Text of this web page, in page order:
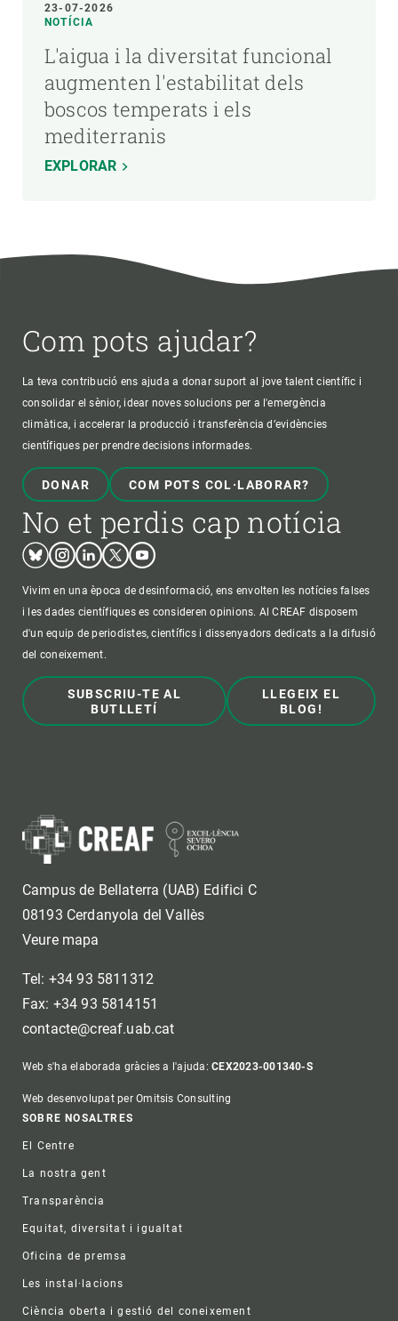
23-07-2026
NOTÍCIA
L'aigua i la diversitat funcional
augmenten l'estabilitat dels
boscos temperats i els
mediterranis
EXPLORAR
Com pots ajudar?
La teva contribució ens ajuda a donar suport al jove talent científic i
consolidar el sènior, idear noves solucions per a l'emergència
climàtica, i accelerar la producció i transferència d’evidències
científiques per prendre decisions informades.
DONAR COM POTS COL·LABORAR?
No et perdis cap notícia
BlueskyInstagram
LinkedinTwitterYoutube
Vivim en una època de desinformació, ens envolten les notícies falses
i les dades científiques es consideren opinions. Al CREAF disposem
d'un equip de periodistes, científics i dissenyadors dedicats a la difusió
del coneixement.
SUBSCRIU-TE AL
BUTLLETÍ
LLEGEIX EL
BLOG!
Campus de Bellaterra (UAB) Edifici C
08193 Cerdanyola del Vallès
Veure mapa
Tel: +34 93 5811312
Fax: +34 93 5814151
contacte@creaf.uab.cat
Web s'ha elaborada gràcies a l'ajuda:CEX2023-001340-S
Web desenvolupat per Omitsis Consulting
Footer
SOBRE NOSALTRES
El Centre
La nostra gent
Transparència
Equitat, diversitat i igualtat
Oficina de premsa
Les instal·lacions
Ciència oberta i gestió del coneixement